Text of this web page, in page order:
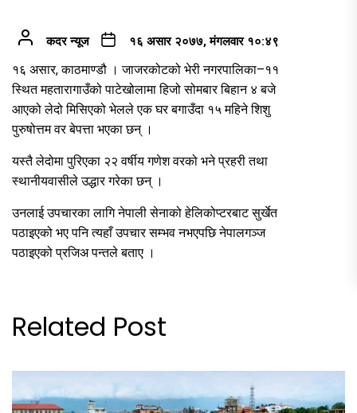
कदर न्यूज १६ असार २०७७, मंगलवार १०:४९
१६ असार, काठमाण्डौ । जाजरकोटको भेरी नगरपालिका–११
स्थित महतारागाउँको पाटेखोलामा हिजो सोमबार बिहान ४ बजे
आएको लेदो मिसिएको भेलले एक घर बगाउँदा १५ महिने शिशु
पुरुषोत्तम वर बेपत्ता भएका छन् ।
यस्तै लेदोमा पुरिएका २२ वर्षीय गणेश वरको भने प्रहरी तथा
स्थानीयवासीले उद्धार गरेका छन् ।
उनलाई उपचारका लागि नेपाली सेनाको हेलिकोप्टरबाट सुर्खेत
पठाइएको भए पनि त्यहाँ उपचार सम्भव नभएपछि नेपालगञ्ज
पठाइएको प्रजिअ पन्तले बताए ।
Related Post